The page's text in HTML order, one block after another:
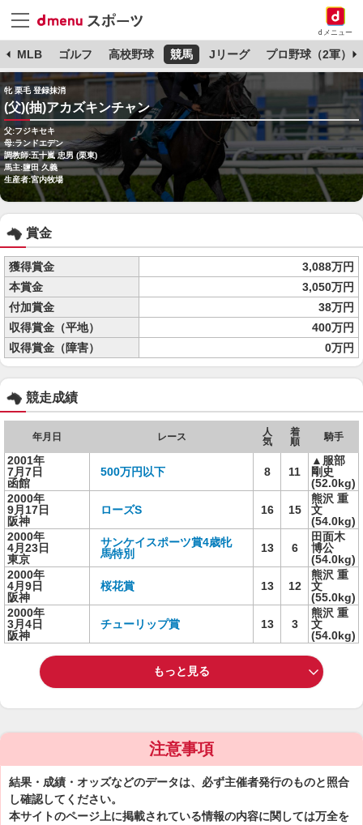
dメニュー
MLB ゴルフ 高校野球 競馬 Jリーグ プロ野球（2軍）
牝 栗毛 登録抹消
(父)(抽)アカズキンチャン
父:フジキセキ
母:ランドエデン
調教師:五十嵐 忠男 (栗東)
馬主:鹽田 久義
生産者:宮内牧場
賞金
獲得賞金
3,088万円
本賞金
3,050万円
付加賞金
38万円
収得賞金（平地）
400万円
収得賞金（障害）
0万円
競走成績
年月日 レース
人
気
着
順
騎手
2001年
7月7日
函館
500万円以下 8 11
▲服部
剛史
(52.0kg)
2000年
9月17日
阪神
ローズS 16 15
熊沢 重
文
(54.0kg)
2000年
4月23日
東京
サンケイスポーツ賞4歳牝
馬特別
13 6
田面木
博公
(54.0kg)
2000年
4月9日
阪神
桜花賞 13 12
熊沢 重
文
(55.0kg)
2000年
3月4日
阪神
チューリップ賞 13 3
熊沢 重
文
(54.0kg)
もっと見る
注意事項
結果・成績・オッズなどのデータは、必ず主催者発行のものと照合
し確認してください。
本サイトのページ上に掲載されている情報の内容に関しては万全を